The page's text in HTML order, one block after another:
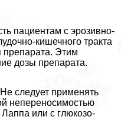
пациентам с эрозивно-
кишечного тpaкта
препарата. Этим
дозы препарата.
Не следует применять
непереносимостью
или с глюкозо-